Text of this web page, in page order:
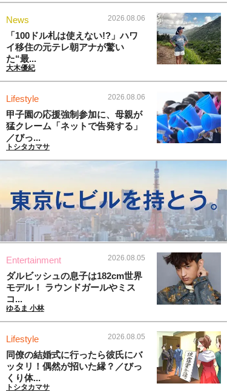
News 2026.08.06
「100ドル札は使えない!?」ハワ
イ移住の元テレ朝アナが驚い
た“最...
大木優紀
Lifestyle 2026.08.06
甲子園の応援強制参加に、母親が
猛クレーム「ネットで告発する」
／びっ...
トシタカマサ
Entertainment 2026.08.05
ダルビッシュの息子は182cm世界
モデル！ ラウンドガールやミス
コ...
ゆるま 小林
Lifestyle 2026.08.05
同僚の結婚式に行ったら彼氏にバ
ッタリ！偶然が招いた縁？／びっ
くり体...
トシタカマサ